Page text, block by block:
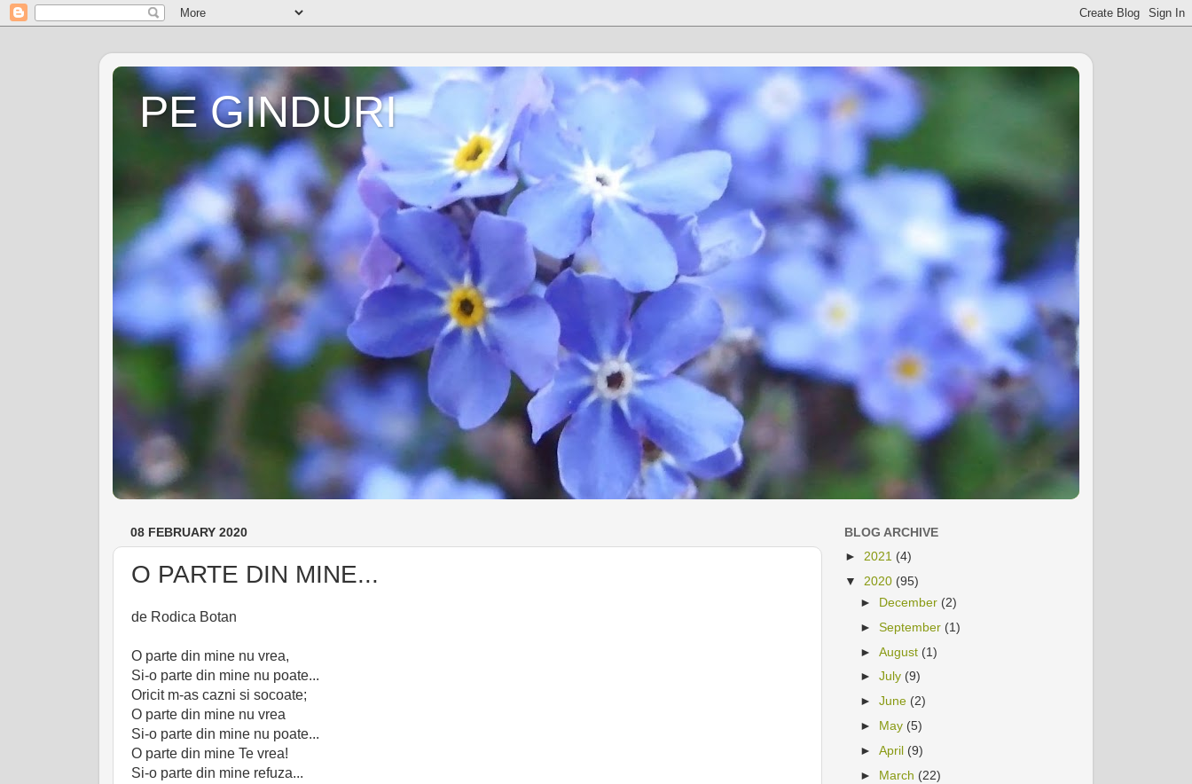
PE GINDURI
08 FEBRUARY 2020
O PARTE DIN MINE...
de Rodica Botan
O parte din mine nu vrea,
Si-o parte din mine nu poate...
Oricit m-as cazni si socoate;
O parte din mine nu vrea
Si-o parte din mine nu poate...
O parte din mine Te vrea!
Si-o parte din mine refuza...
BLOG ARCHIVE
► 2021 (4)
▼ 2020 (95)
► December (2)
►September (1)
►August (1)
►July (9)
►June (2)
► May (5)
►April (9)
► March (22)